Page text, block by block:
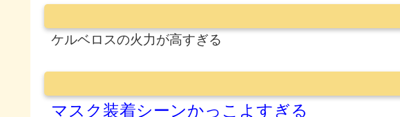
ケルベロスの火力が高すぎる
マスク装着シーンかっこよすぎる